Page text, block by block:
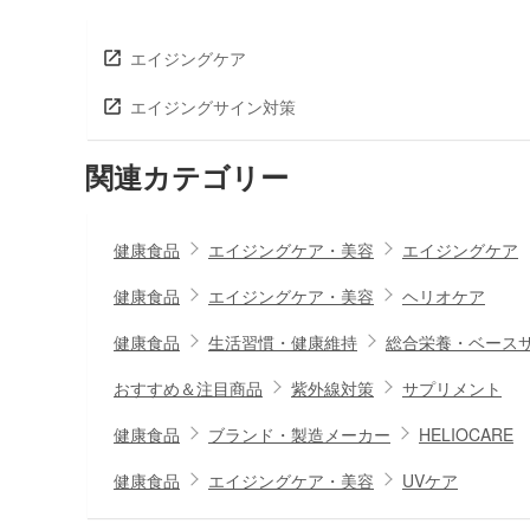
エイジングケア
エイジングサイン対策
関連カテゴリー
健康食品 エイジングケア・美容
エイジングケア
健康食品
エイジングケア・美容
ヘリオケア
健康食品
生活習慣・健康維持
総合栄養・ベース
おすすめ＆注目商品
紫外線対策
サプリメント
健康食品
ブランド・製造メーカー
HELIOCARE
健康食品
エイジングケア・美容 UVケア